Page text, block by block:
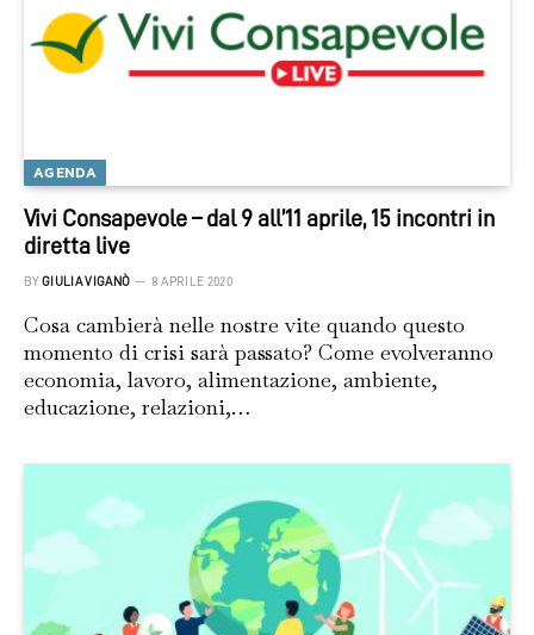
AGENDA
Vivi Consapevole – dal 9 all’11 aprile, 15 incontri in
diretta live
BY GIULIA VIGANÒ 8 APRILE 2020
Cosa cambierà nelle nostre vite quando questo
momento di crisi sarà passato? Come evolveranno
economia, lavoro, alimentazione, ambiente,
educazione, relazioni,…